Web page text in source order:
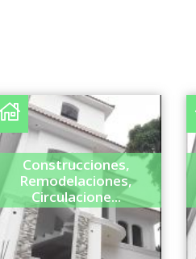
Construcciones,
Remodelaciones,
Circulacione...